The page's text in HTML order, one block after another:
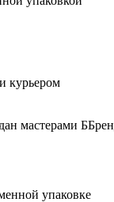
курьером
мастерами
упаковке